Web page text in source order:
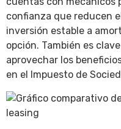
confianza que reducen
inversión estable a
opción. También es
aprovechar los
en el Impuesto de